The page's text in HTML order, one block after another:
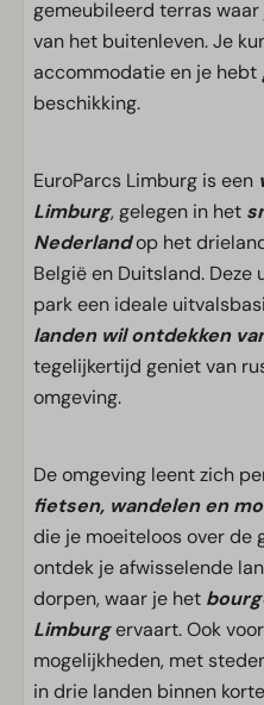
gemeubileerd terras
van het buitenleven. Je
accommodatie en je hebt
beschikking.
EuroParcs Limburg is een
Limburg, gelegen in het
Nederlandop het
België en Duitsland.
park een ideale
landen wil ontdekken
tegelijkertijd geniet van
omgeving.
De omgeving leent zich
fietsen, wandelen en
die je moeiteloos over de
ontdek je afwisselende
dorpen, waar je het
Limburgervaart. Ook
mogelijkheden, met
in drie landen binnen